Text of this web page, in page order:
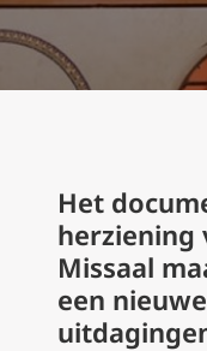
Het
herziening
Missaal
een